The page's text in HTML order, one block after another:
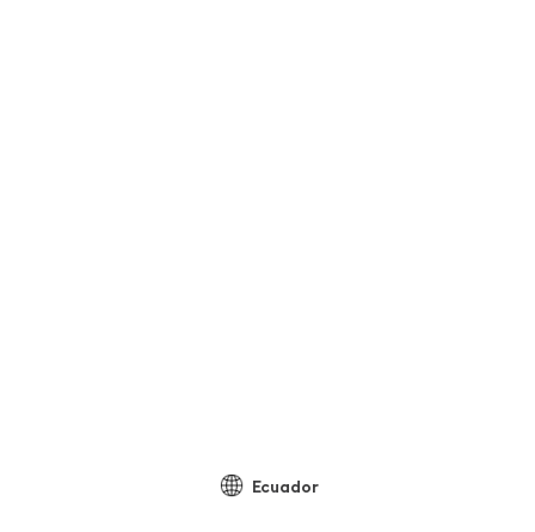
Ecuador